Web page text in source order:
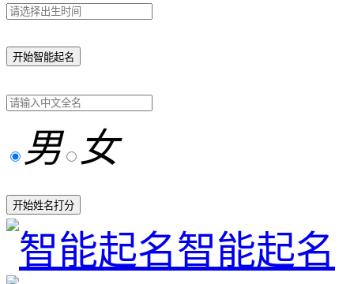
开始智能起名
男 女
开始姓名打分
智能起名